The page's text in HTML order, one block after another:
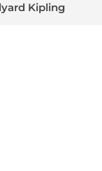
Kipling